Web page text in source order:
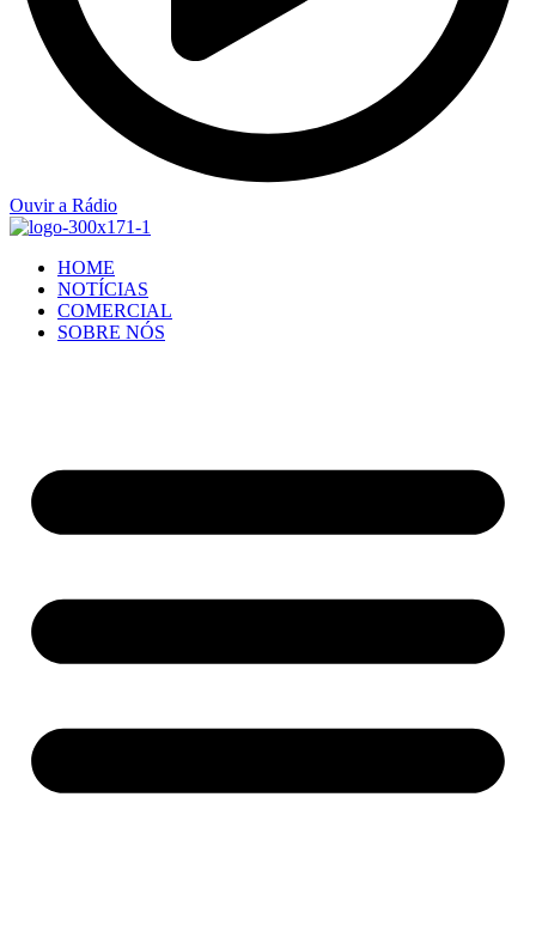
Ouvir a Rádio
HOME
NOTÍCIAS
COMERCIAL
SOBRE NÓS